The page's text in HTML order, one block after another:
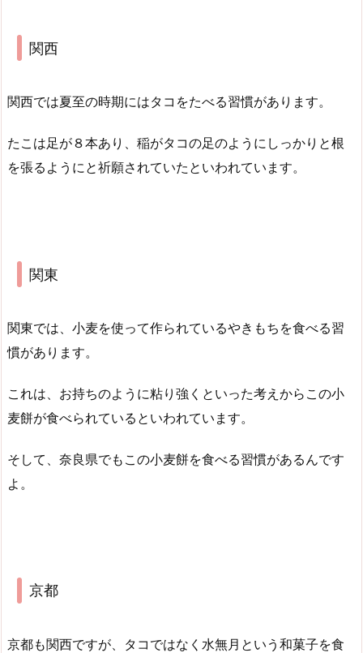
関西
関西では夏至の時期にはタコをたべる習慣があります。
たこは足が８本あり、稲がタコの足のようにしっかりと根
を張るようにと祈願されていたといわれています。
関東
関東では、小麦を使って作られているやきもちを食べる習
慣があります。
これは、お持ちのように粘り強くといった考えからこの小
麦餅が食べられているといわれています。
そして、奈良県でもこの小麦餅を食べる習慣があるんです
よ。
京都
京都も関西ですが、タコではなく水無月という和菓子を食